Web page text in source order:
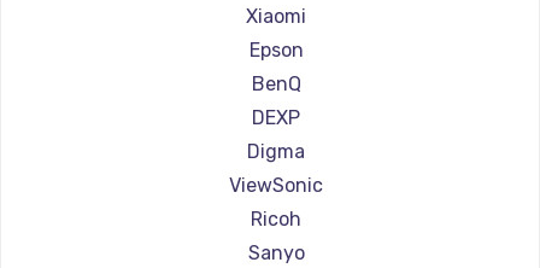
Ремонт проекторов HITACHI
Ремонт проекторов Panasonic
Ремонт проекторов Hisense
Xiaomi
Epson
BenQ
DEXP
Digma
ViewSonic
Ricoh
Sanyo